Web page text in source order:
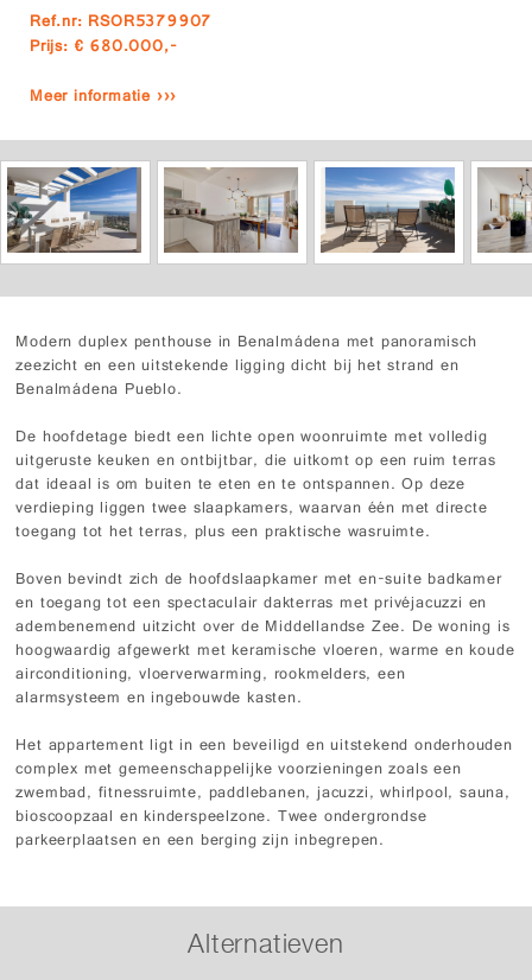
Ref.nr: RSOR5379907
Prijs: € 680.000,-
Meer informatie ›››
Modern duplex penthouse in Benalmádena met panoramisch
zeezicht en een uitstekende ligging dicht bij het strand en
Benalmádena Pueblo.
De hoofdetage biedt een lichte open woonruimte met volledig
uitgeruste keuken en ontbijtbar, die uitkomt op een ruim terras
dat ideaal is om buiten te eten en te ontspannen. Op deze
verdieping liggen twee slaapkamers, waarvan één met directe
toegang tot het terras, plus een praktische wasruimte.
Boven bevindt zich de hoofdslaapkamer met en-suite badkamer
en toegang tot een spectaculair dakterras met privéjacuzzi en
adembenemend uitzicht over de Middellandse Zee. De woning is
hoogwaardig afgewerkt met keramische vloeren, warme en koude
airconditioning, vloerverwarming, rookmelders, een
alarmsysteem en ingebouwde kasten.
Het appartement ligt in een beveiligd en uitstekend onderhouden
complex met gemeenschappelijke voorzieningen zoals een
zwembad, fitnessruimte, paddlebanen, jacuzzi, whirlpool, sauna,
bioscoopzaal en kinderspeelzone. Twee ondergrondse
parkeerplaatsen en een berging zijn inbegrepen.
Alternatieven